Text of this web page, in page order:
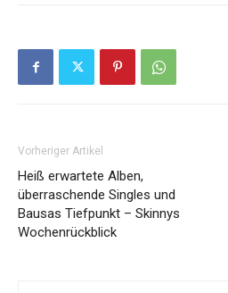
Vorheriger Artikel
Heiß erwartete Alben,
überraschende Singles und
Bausas Tiefpunkt – Skinnys
Wochenrückblick